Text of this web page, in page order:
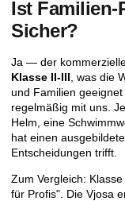
Ist Familien-
Sicher?
Ja — der
Klasse II-III , was die
und Familien
regelmäßig mit uns.
Helm, eine
hat einen
Entscheidungen trifft.
Zum Vergleich:
für Profis". Die Vjosa